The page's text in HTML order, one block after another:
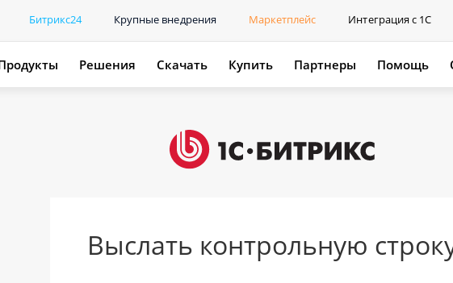
Битрикс24 Крупные внедрения Маркетплейс Интеграция с 1С
Решения Скачать Купить Партнеры Помощь
Выслать контрольную